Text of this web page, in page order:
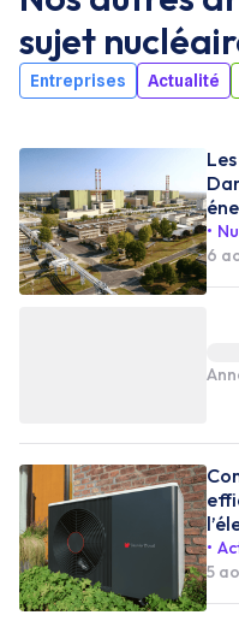
sujet
Entreprises Actualité
6
5